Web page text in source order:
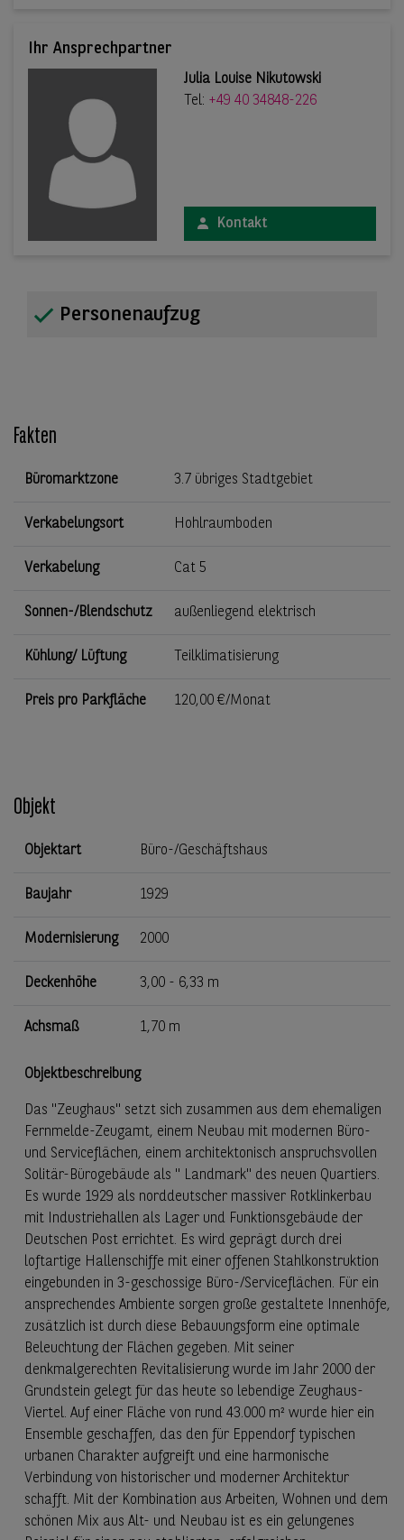
Ihr Ansprechpartner
Julia Louise Nikutowski
Tel: +49 40 34848-226
Kontakt
Personenaufzug
Fakten
Büromarktzone 3.7 übriges Stadtgebiet
Verkabelungsort Hohlraumboden
Verkabelung Cat 5
Sonnen-/Blendschutz außenliegend elektrisch
Kühlung/ Lüftung Teilklimatisierung
Preis pro Parkfläche 120,00 €/Monat
Objekt
Objektart Büro-/Geschäftshaus
Baujahr 1929
Modernisierung 2000
Deckenhöhe 3,00 - 6,33 m
Achsmaß 1,70 m
Objektbeschreibung
Das "Zeughaus" setzt sich zusammen aus dem ehemaligen
Fernmelde-Zeugamt, einem Neubau mit modernen Büro-
und Serviceflächen, einem architektonisch anspruchsvollen
Solitär-Bürogebäude als " Landmark" des neuen Quartiers.
Es wurde 1929 als norddeutscher massiver Rotklinkerbau
mit Industriehallen als Lager und Funktionsgebäude der
Deutschen Post errichtet. Es wird geprägt durch drei
loftartige Hallenschiffe mit einer offenen Stahlkonstruktion
eingebunden in 3-geschossige Büro-/Serviceflächen. Für ein
ansprechendes Ambiente sorgen große gestaltete Innenhöfe,
zusätzlich ist durch diese Bebauungsform eine optimale
Beleuchtung der Flächen gegeben. Mit seiner
denkmalgerechten Revitalisierung wurde im Jahr 2000 der
Grundstein gelegt für das heute so lebendige Zeughaus-
Viertel. Auf einer Fläche von rund 43.000 m² wurde hier ein
Ensemble geschaffen, das den für Eppendorf typischen
urbanen Charakter aufgreift und eine harmonische
Verbindung von historischer und moderner Architektur
schafft. Mit der Kombination aus Arbeiten, Wohnen und dem
schönen Mix aus Alt- und Neubau ist es ein gelungenes